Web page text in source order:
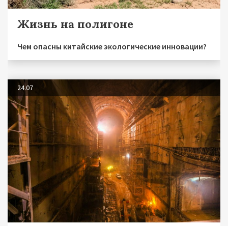
Жизнь на полигоне
Чем опасны китайские экологические инновации?
24.07